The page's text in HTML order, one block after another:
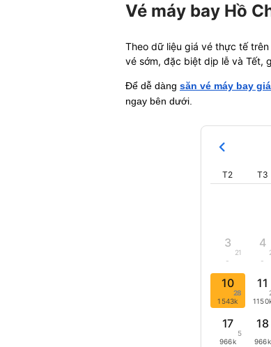
Vé máy bay Hồ
Theo dữ liệu giá vé thực tế trên
vé sớm, đặc biệt dịp lễ và Tết,
Để dễ dàng săn vé máy bay
ngay bên dưới.
T2 T3
3
21
-
4
-
10
28
1543k
11
17
5
966k
18
966k